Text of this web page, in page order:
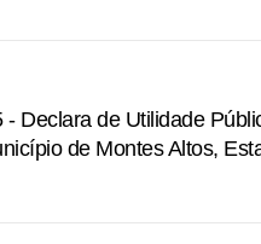
- Declara de Utilidade
de Montes Altos,